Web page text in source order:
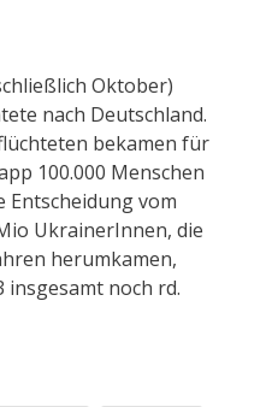
Oktober)
nach Deutschland.
bekamen für
100.000 Menschen
vom
UkrainerInnen, die
herumkamen,
insgesamt noch rd.